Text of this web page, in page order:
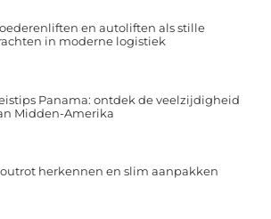
en autoliften als stille
in moderne logistiek
Panama: ontdek de veelzijdigheid
Midden-Amerika
herkennen en slim aanpakken